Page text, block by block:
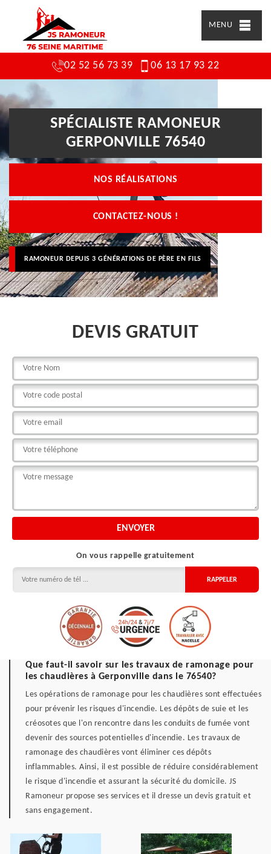
MENU
02 52 56 73 39 06 13 17 93 22
SPÉCIALISTE RAMONEUR
GERPONVILLE 76540
NOS RÉALISATIONS
CONTACTEZ-NOUS !
RAMONEUR DEPUIS 3 GÉNÉRATIONS DE PÈRE EN FILS
DEVIS GRATUIT
On vous rappelle gratuitement
Que faut-il savoir sur les travaux de ramonage pour
les chaudières à Gerponville dans le 76540?
Les opérations de ramonage pour les chaudières sont effectuées
pour prévenir les risques d'incendie. Les dépôts de suie et les
créosotes que l'on rencontre dans les conduits de fumée vont
devenir des sources potentielles d'incendie. Les travaux de
ramonage des chaudières vont éliminer ces dépôts
inflammables. Ainsi, il est possible de réduire considérablement
le risque d'incendie et assurant la sécurité du domicile. JS
Ramoneur propose ses services et il dresse un devis gratuit et
sans engagement.